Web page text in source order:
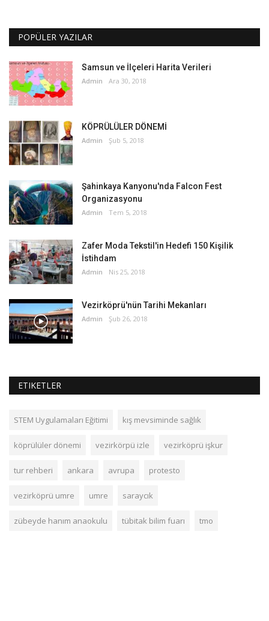
POPÜLER YAZILAR
Samsun ve İlçeleri Harita Verileri
Admin Ara 30, 2018
KÖPRÜLÜLER DÖNEMİ
Admin Şub 5, 2018
Şahinkaya Kanyonu'nda Falcon Fest
Organizasyonu
Admin Tem 5, 2018
Zafer Moda Tekstil'in Hedefi 150 Kişilik
İstihdam
Admin Nis 25, 2018
Vezirköprü'nün Tarihi Mekanları
Admin Şub 26, 2018
ETIKETLER
STEM Uygulamaları Eğitimi kış mevsiminde sağlık
köprülüler dönemi vezirkörpü izle vezirköprü işkur
tur rehberi ankara avrupa protesto
vezirköprü umre umre saraycık
zübeyde hanım anaokulu tübitak bilim fuarı tmo